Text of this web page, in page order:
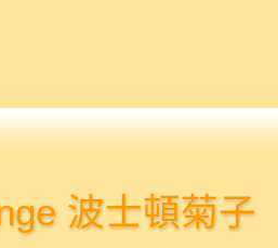
波士頓菊子